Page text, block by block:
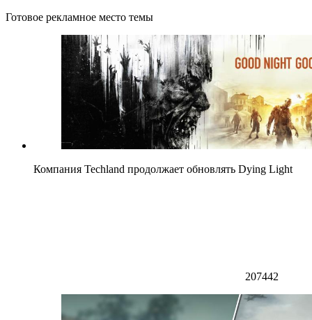
Готовое рекламное место темы
Компания Techland продолжает обновлять Dying Light
207442